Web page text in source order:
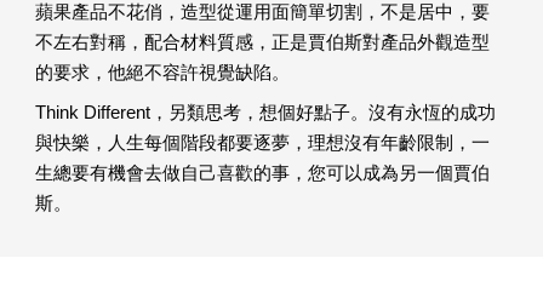
蘋果產品不花俏，造型從運用面簡單切割，不是居中，要
不左右對稱，配合材料質感，正是賈伯斯對產品外觀造型
的要求，他絕不容許視覺缺陷。
Think Different，另類思考，想個好點子。沒有永恆的成功
與快樂，人生每個階段都要逐夢，理想沒有年齡限制，一
生總要有機會去做自己喜歡的事，您可以成為另一個賈伯
斯。